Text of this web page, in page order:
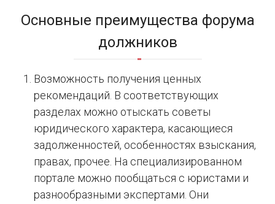
Основные преимущества форума
должников
Возможность получения ценных
рекомендаций. В соответствующих
разделах можно отыскать советы
юридического характера, касающиеся
задолженностей, особенностях взыскания,
правах, прочее. На специализированном
портале можно пообщаться с юристами и
разнообразными экспертами. Они